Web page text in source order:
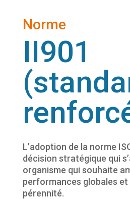
Norme
II901
L’adoption de la norme
décision stratégique qui
organisme qui souhaite
performances globales et
pérennité.